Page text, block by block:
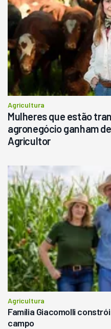
Agricultura
Mulheres que estão
agronegócio ganham
Agricultor
Agricultura
Família Giacomolli
campo